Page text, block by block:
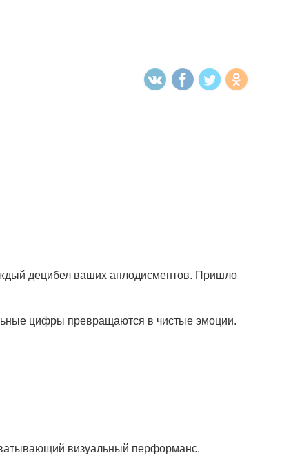
децибел ваших аплодисментов. Пришло
цифры превращаются в чистые эмоции.
визуальный перформанс.